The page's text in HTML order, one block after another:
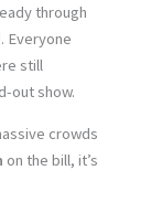
through
Everyone
still
out show.
crowds
on the bill, it’s